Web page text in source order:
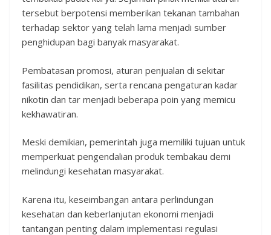
tersebut berpotensi memberikan tekanan tambahan
terhadap sektor yang telah lama menjadi sumber
penghidupan bagi banyak masyarakat.
Pembatasan promosi, aturan penjualan di sekitar
fasilitas pendidikan, serta rencana pengaturan kadar
nikotin dan tar menjadi beberapa poin yang memicu
kekhawatiran.
Meski demikian, pemerintah juga memiliki tujuan untuk
memperkuat pengendalian produk tembakau demi
melindungi kesehatan masyarakat.
Karena itu, keseimbangan antara perlindungan
kesehatan dan keberlanjutan ekonomi menjadi
tantangan penting dalam implementasi regulasi